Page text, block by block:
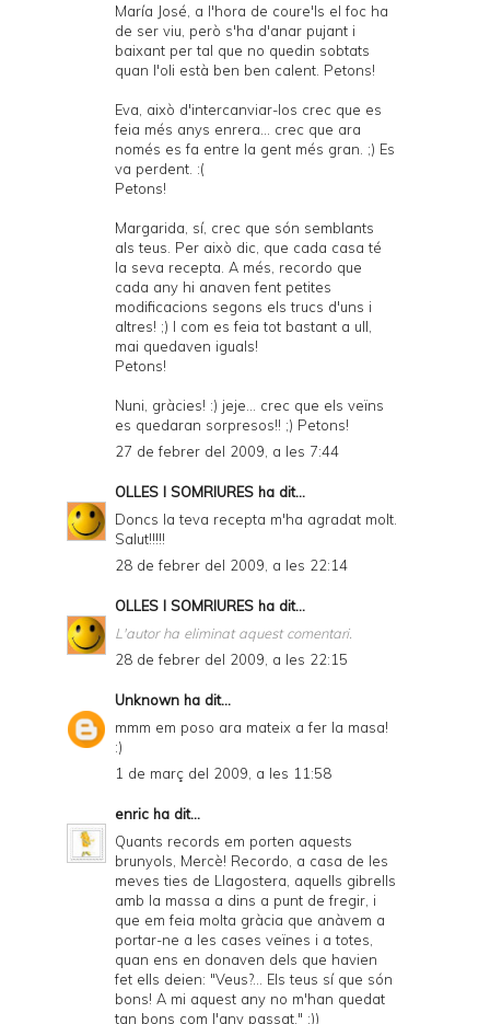
María José, a l'hora de coure'ls el foc ha
de ser viu, però s'ha d'anar pujant i
baixant per tal que no quedin sobtats
quan l'oli està ben ben calent. Petons!
Eva, això d'intercanviar-los crec que es
feia més anys enrera... crec que ara
només es fa entre la gent més gran. ;) Es
va perdent. :(
Petons!
Margarida, sí, crec que són semblants
als teus. Per això dic, que cada casa té
la seva recepta. A més, recordo que
cada any hi anaven fent petites
modificacions segons els trucs d'uns i
altres! ;) I com es feia tot bastant a ull,
mai quedaven iguals!
Petons!
Nuni, gràcies! :) jeje... crec que els veïns
es quedaran sorpresos!! ;) Petons!
27 de febrer del 2009, a les 7:44
OLLES I SOMRIURES ha dit...
Doncs la teva recepta m'ha agradat molt.
Salut!!!!!
28 de febrer del 2009, a les 22:14
OLLES I SOMRIURES ha dit...
L'autor ha eliminat aquest comentari.
28 de febrer del 2009, a les 22:15
Unknown ha dit...
mmm em poso ara mateix a fer la masa!
:)
1 de març del 2009, a les 11:58
enric ha dit...
Quants records em porten aquests
brunyols, Mercè! Recordo, a casa de les
meves ties de Llagostera, aquells gibrells
amb la massa a dins a punt de fregir, i
que em feia molta gràcia que anàvem a
portar-ne a les cases veïnes i a totes,
quan ens en donaven dels que havien
fet ells deien: "Veus?... Els teus sí que són
bons! A mi aquest any no m'han quedat
tan bons com l'any passat." :))